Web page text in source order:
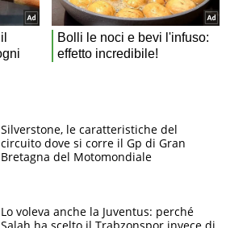
Silverstone, le caratteristiche del
circuito dove si corre il Gp di Gran
Bretagna del Motomondiale
Lo voleva anche la Juventus: perché